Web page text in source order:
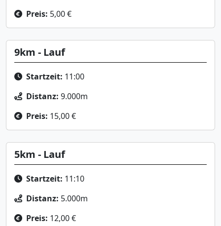
Preis: 5,00 €
9km - Lauf
Startzeit: 11:00
Distanz: 9.000m
Preis: 15,00 €
5km - Lauf
Startzeit: 11:10
Distanz: 5.000m
Preis: 12,00 €